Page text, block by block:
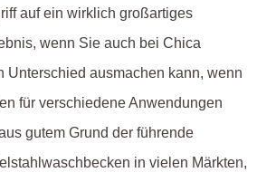
auf ein wirklich großartiges
wenn Sie auch bei Chica
Unterschied ausmachen kann, wenn
für verschiedene Anwendungen
gutem Grund der führende
in vielen Märkten,